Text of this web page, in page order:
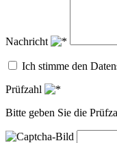
Nachricht
Ich stimme den
Prüfzahl
Bitte geben Sie die